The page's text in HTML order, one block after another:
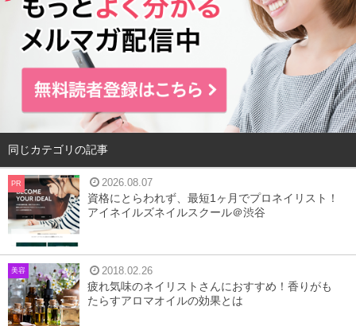
泡立てないクリームシャンプーとは？
最近、SNSなどで「泡立てないクリームシャンプー」が話
同じカテゴリの記事
PR 2026.08.07
資格にとらわれず、最短1ヶ月でプロネイリスト！
アイネイルズネイルスクール＠渋谷
美容 2018.02.26
疲れ気味のネイリストさんにおすすめ！香りがも
たらすアロマオイルの効果とは